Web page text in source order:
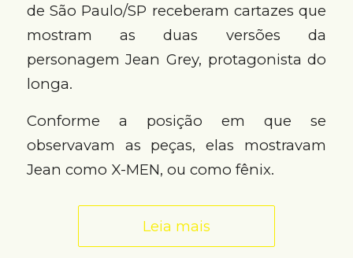
de São Paulo/SP receberam cartazes que
mostram as duas versões da
personagem Jean Grey, protagonista do
longa.
Conforme a posição em que se
observavam as peças, elas mostravam
Jean como X-MEN, ou como fênix.
Leia mais